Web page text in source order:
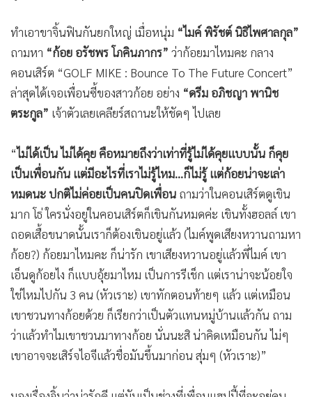
ทำเอาขาจิ้นฟินกันยกใหญ่ เมื่อหนุ่ม “ไมค์ พิรัชต์ นิธิไพศาลกุล”
ถามหา “ก้อย อรัชพร โภคินภากร” ว่าก้อยมาไหมคะ กลาง
คอนเสิร์ต “GOLF MIKE : Bounce To The Future Concert”
ล่าสุดได้เจอเพื่อนซี้ของสาวก้อย อย่าง “ดรีม อภิชญา พานิช
ตระกูล” เจ้าตัวเลยเคลียร์สถานะให้ชัดๆ ไปเลย
“ไม่ได้เป็น ไม่ได้คุย คือหมายถึงว่าเท่าที่รู้ไม่ได้คุยแบบนั้น ก็คุย
เป็นเพื่อนกัน แต่มีอะไรที่เราไม่รู้ไหม…ก็ไม่รู้ แต่ก้อยน่าจะเล่า
หมดนะ ปกติไม่ค่อยเป็นคนปิดเพื่อน ถามว่าในคอนเสิร์ตดูเขิน
มาก โธ่ ใครนั่งอยู่ในคอนเสิร์ตก็เขินกันหมดค่ะ เขินทั้งฮอลล์ เขา
ถอดเสื้อขนาดนั้นเราก็ต้องเขินอยู่แล้ว (ไมค์พูดเสียงหวานถามหา
ก้อย?) ก้อยมาไหมคะ ก็น่ารัก เขาเสียงหวานอยู่แล้วพี่ไมค์ เขา
เอ็นดูก้อยไง ก็แบบอุ้ยมาไหม เป็นการรีเช็ก แต่เราน่าจะน้อยใจ
ใช่ไหมไปกัน 3 คน (หัวเราะ) เขาทักตอนท้ายๆ แล้ว แต่เหมือน
เขาชวนทางก้อยด้วย ก็เรียกว่าเป็นตัวแทนหมู่บ้านแล้วกัน ถาม
ว่าแล้วทำไมเขาชวนมาทางก้อย นั่นนะสิ น่าคิดเหมือนกัน ไม่ๆ
เขาอาจจะเสิร์จไอจีแล้วชื่อมันขึ้นมาก่อน สุ่มๆ (หัวเราะ)”